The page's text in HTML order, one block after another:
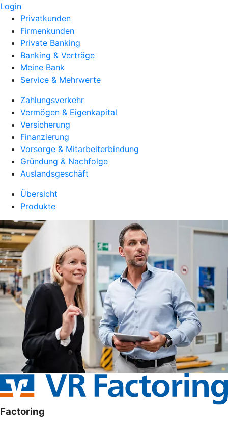
Login
Privatkunden
Firmenkunden
Private Banking
Banking & Verträge
Meine Bank
Service & Mehrwerte
Zahlungsverkehr
Vermögen & Eigenkapital
Versicherung
Finanzierung
Vorsorge & Mitarbeiterbindung
Gründung & Nachfolge
Auslandsgeschäft
Übersicht
Produkte
Factoring